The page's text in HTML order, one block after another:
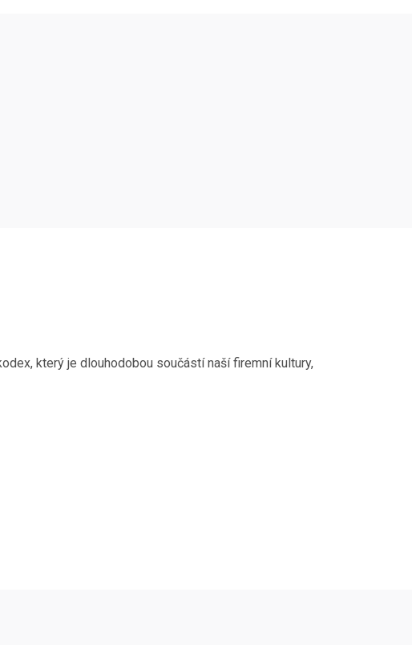
který je dlouhodobou součástí naší firemní kultury,